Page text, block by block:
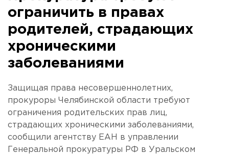
ограничить в правах
родителей, страдающих
хроническими
заболеваниями
Защищая права несовершеннолетних,
прокуроры Челябинской области требуют
ограничения родительских прав лиц,
страдающих хроническими заболеваниями,
сообщили агентству ЕАН в управлении
Генеральной прокуратуры РФ в Уральском